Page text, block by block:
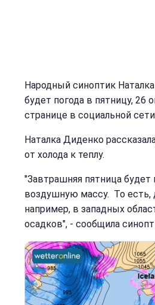
Народный синоптик
будет погода в пятницу, 26
странице в социальной сети
Наталка Диденко
от холода к теплу.
"Завтрашняя пятница будет
воздушную массу. То есть,
например, в западных
осадков", - сообщила